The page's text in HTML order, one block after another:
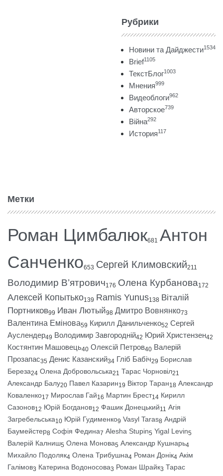
Рубрики
Новини та Дайджести1534
Brief1105
ТекстБлог1003
Мнения999
Видеоблоги962
Авторское739
Війна292
История117
Метки
Роман Цимбалюк681 Антон
Санченко653 Сергей Климовский211
Володимир В’ятрович176 Олена Курбанова172
Алексей Копытько139 Ramis Yunus138 Віталій
Портников99 Иван Лютый98 Дмитро Вовнянко73
Валентина Емінова59 Кирилл Данильченко52 Сергей
Ауслендер49 Володимир Завгородній42 Юрий Христензен42
Костянтин Машовець40 Олексій Петров40 Валерій
Прозапас35 Денис Казанский34 Гліб Бабіч29 Борислав
Береза24 Олена Добровольська21 Тарас Чорновіл21
Александр Балу20 Павел Казарин19 Віктор Таран18 Александр
Коваленко17 Мирослав Гай16 Мартин Брест14 Кирилл
Сазонов12 Юрій Богданов12 Фашик Донецький11 Агія
Загребельська10 Юрій Гудименко9 Vasyl Taras8 Андрій
Баумейстер8 Софія Федина7 Alesha Stupin5 Yigal Levin5
Валерій Калниш5 Олена Монова5 Александр Кушнарь4
Михайло Подоляк4 Олена Трибушна4 Роман Донік4 Акім
Галімов3 Катерина Водоносова3 Роман Шрайк3 Тарас